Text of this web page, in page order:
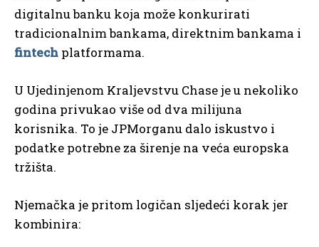
digitalnu banku koja može konkurirati
tradicionalnim bankama, direktnim bankama i
fintech platformama.
U Ujedinjenom Kraljevstvu Chase je u nekoliko
godina privukao više od dva milijuna
korisnika. To je JPMorganu dalo iskustvo i
podatke potrebne za širenje na veća europska
tržišta.
Njemačka je pritom logičan sljedeći korak jer
kombinira: